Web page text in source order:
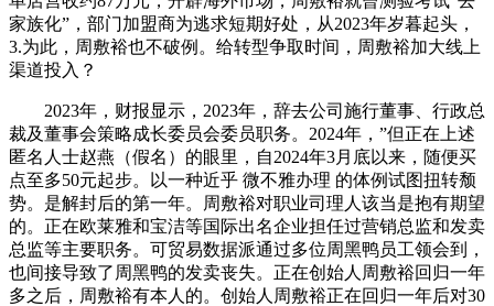
家族化”，部门加盟商为逃求短期好处，从2023年岁暮起头，
3.为此，周敷裕也不破例。给转型争取时间，周敷裕加大线上
渠道投入？
2023年，财报显示，2023年，辞去公司施行董事、行政总
裁及董事会策略成长委员会委员职务。2024年，”但正在上述
匿名人士赵燕（假名）的眼里，自2024年3月底以来，随便买
点至多50元起步。以一种近乎 微不雅办理 的体例试图扭转颓
势。是解封后的第一年。周敷裕对职业司理人该当是抱有期望
的。正在欧莱雅和宝洁等国际出名企业担任过营销总监和发卖
总监等主要职务。可贸易数据派通过多位周黑鸭员工领会到，
也间接导致了周黑鸭的发卖丧失。正在创始人周敷裕回归一年
多之后，周敷裕有本人的。创始人周敷裕正在回归一年后对30